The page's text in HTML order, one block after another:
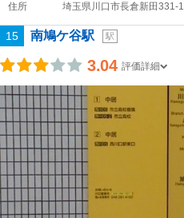
住所 埼玉県川口市長倉新田331-1
15 南鳩ケ谷駅 駅
3.04 評価詳細